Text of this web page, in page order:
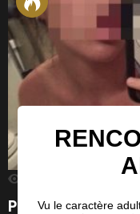
Plan cul arabe